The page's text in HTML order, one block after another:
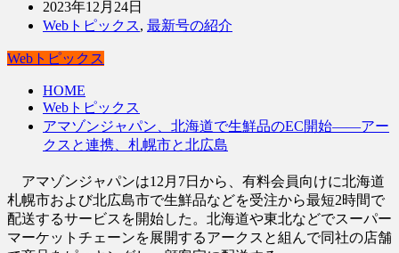
2023年12月24日
Webトピックス, 最新号の紹介
Webトピックス
HOME
Webトピックス
アマゾンジャパン、北海道で生鮮品のEC開始――アー
クスと連携、札幌市と北広島
アマゾンジャパンは12月7日から、有料会員向けに北海道
札幌市および北広島市で生鮮品などを受注から最短2時間で
配送するサービスを開始した。北海道や東北などでスーパー
マーケットチェーンを展開するアークスと組んで同社の店舗